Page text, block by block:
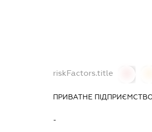
riskFactors.title
ПРИВАТНЕ
-